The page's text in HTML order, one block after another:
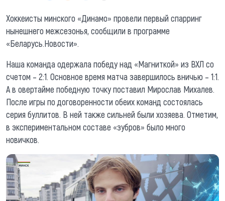
Хоккеисты минского «Динамо» провели первый спарринг
нынешнего межсезонья, сообщили в программе
«Беларусь.Новости».
Наша команда одержала победу над «Магниткой» из ВХЛ со
счетом – 2:1. Основное время матча завершилось вничью – 1:1.
А в овертайме победную точку поставил Мирослав Михалев.
После игры по договоренности обеих команд состоялась
серия буллитов. В ней также сильней были хозяева. Отметим,
в экспериментальном составе «зубров» было много
новичков.